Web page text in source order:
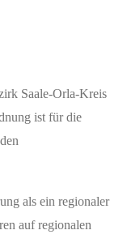
Saale-Orla-Kreis
ist für die
als ein regionaler
auf regionalen